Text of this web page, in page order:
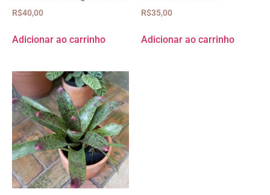
R$40,00
Adicionar ao carrinho
R$35,00
Adicionar ao carrinho